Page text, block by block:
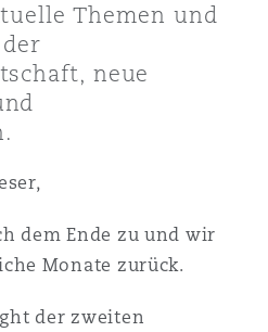
Insurance Coverage
Contentious
技术、外包与数据
Financial Institutions,
Officers
Coverage
Safety, Security, Health &
Themen und
neue
dem Ende zu und wir
Monate zurück.
der zweiten